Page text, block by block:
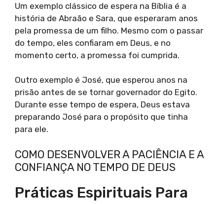
Um exemplo clássico de espera na Bíblia é a
história de Abraão e Sara, que esperaram anos
pela promessa de um filho. Mesmo com o passar
do tempo, eles confiaram em Deus, e no
momento certo, a promessa foi cumprida.
Outro exemplo é José, que esperou anos na
prisão antes de se tornar governador do Egito.
Durante esse tempo de espera, Deus estava
preparando José para o propósito que tinha
para ele.
COMO DESENVOLVER A PACIÊNCIA E A
CONFIANÇA NO TEMPO DE DEUS
Práticas Espirituais Para